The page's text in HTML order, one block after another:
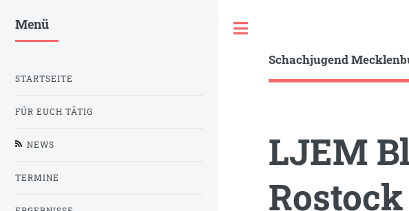
Schachjugend
LJEM
Rostock
Menü
STARTSEITE
FÜR EUCH TÄTIG
NEWS
TERMINE